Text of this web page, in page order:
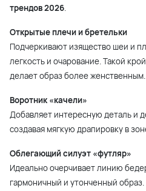
трендов 2026.
Открытые плечи и бретельки
Подчеркивают изящество шеи и
легкость и очарование. Такой
делает образ более женственным.
Воротник «качели»
Добавляет интересную деталь и
создавая мягкую драпировку в
Облегающий силуэт «футляр»
Идеально очерчивает линию
гармоничный и утонченный образ.